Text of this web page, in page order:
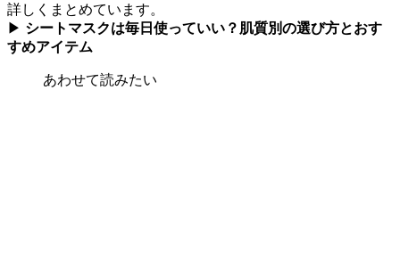
詳しくまとめています。
▶ シートマスクは毎日使っていい？肌質別の選び方とおす
すめアイテム
あわせて読みたい